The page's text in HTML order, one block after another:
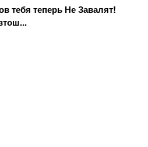
тебя теперь Не Завалят!